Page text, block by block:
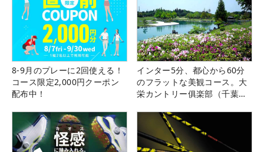
8-9月のプレーに2回使える！
コース限定2,000円クーポン
配布中！
インター5分、都心から60分
のフラットな美観コース。大
栄カントリー俱楽部（千葉